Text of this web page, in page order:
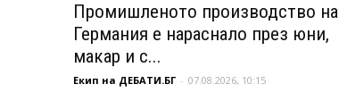
Промишленото производство на
Германия е нараснало през юни,
макар и с...
Екип на ДЕБАТИ.БГ - 07.08.2026, 10:15